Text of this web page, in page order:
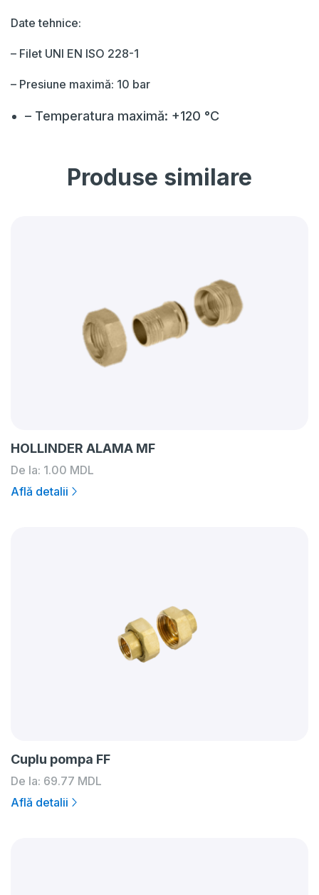
Date tehnice:
– Filet UNI EN ISO 228-1
– Presiune maximă: 10 bar
– Temperatura maximă: +120 °C
Produse similare
HOLLINDER ALAMA MF
De la: 1.00 MDL
Află detalii
Cuplu pompa FF
De la: 69.77 MDL
Află detalii